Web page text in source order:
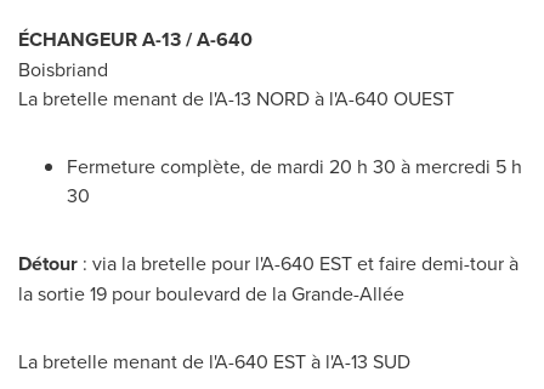
ÉCHANGEUR A-13 / A-640
Boisbriand
La bretelle menant de l'A-13 NORD à l'A-640 OUEST
Fermeture complète, de mardi 20 h 30 à mercredi 5 h
30
Détour : via la bretelle pour l'A-640 ESTet faire demi-tour à
la sortie 19 pour boulevard de la Grande-Allée
La bretelle menant de l'A-640 ESTà l'A-13 SUD